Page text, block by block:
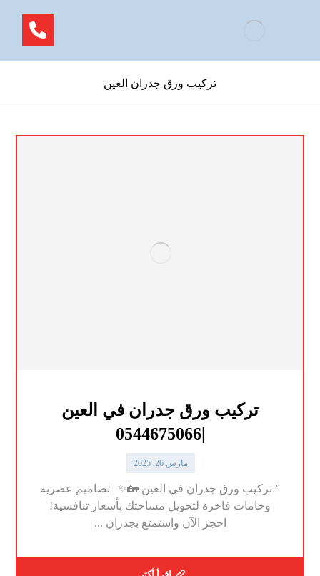
تركيب ورق جدران العين
تركيب ورق جدران في العين
|0544675066
مارس 26, 2025
” تركيب ورق جدران في العين 🏡✨ | تصاميم عصرية
وخامات فاخرة لتحويل مساحتك بأسعار تنافسية!
احجز الآن واستمتع بجدران ...